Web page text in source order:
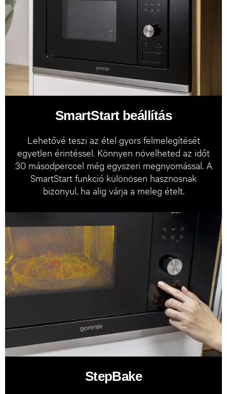
SmartStart beállítás
Lehetővé teszi az étel gyors felmelegítését
egyetlen érintéssel. Könnyen növelheted az időt
30 másodperccel még egyszeri megnyomással. A
SmartStart funkció különösen hasznosnak
bizonyul, ha alig várja a meleg ételt.
StepBake